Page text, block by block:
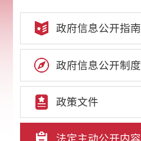
政府信息公开指南
政府信息公开制度
政策文件